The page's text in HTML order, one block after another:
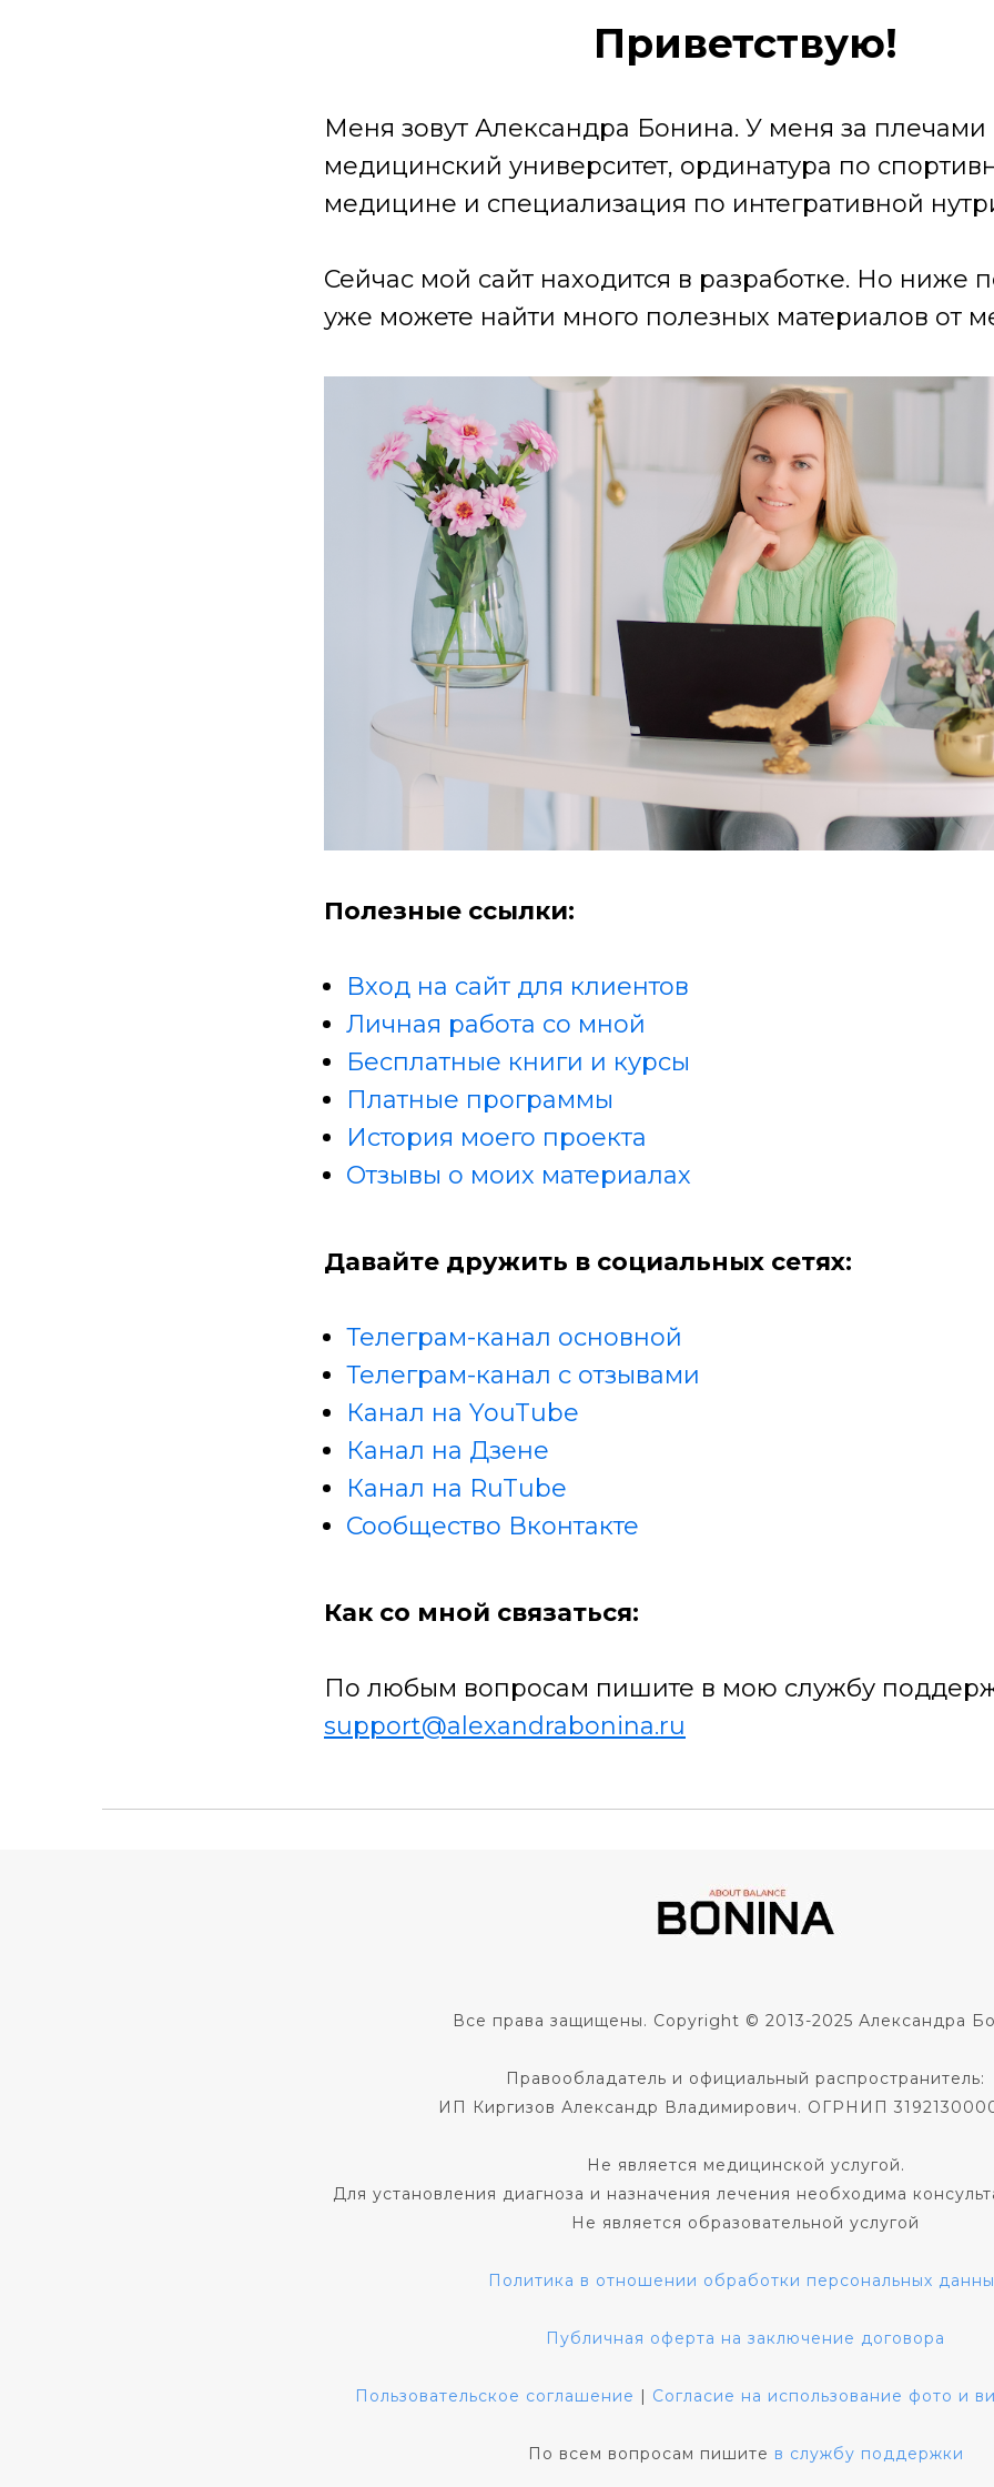
Приветствую!
Меня зовут Александра Бонина. У меня за плечами
медицинский университет, ординатура по
медицине и специализация по интегративной
Сейчас мой сайт находится в разработке. Но ниже
уже можете найти много полезных материалов от
Полезные ссылки:
Вход на сайт для клиентов
Личная работа со мной
Бесплатные книги и курсы
Платные программы
История моего проекта
Отзывы о моих материалах
Давайте дружить в социальных сетях:
Телеграм-канал основной
Телеграм-канал с отзывами
Канал на YouTube
Канал на Дзене
Канал на RuTube
Сообщество Вконтакте
Как со мной связаться:
По любым вопросам пишите в мою службу
support@alexandrabonina.ru
Все права защищены. Copyright © 2013-2025 Александра
Правообладатель и официальный распространитель:
ИП Киргизов Александр Владимирович. ОГРНИП
Не является медицинской услугой.
Для установления диагноза и назначения лечения необходима
Не является образовательной услугой
Политика в отношении обработки персональных
Публичная оферта на заключение договора
Пользовательское соглашение | Согласие на использование фото и
По всем вопросам пишите в службу поддержки